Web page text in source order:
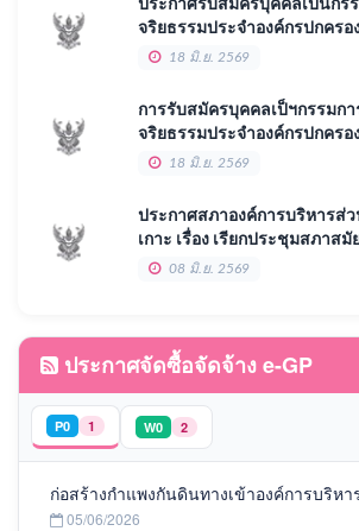
ประกาศรับสมัครบุคคลเป็นกร
จริยธรรมประจำองค์กรปกครอ
ตำแหน่ง ประธานกรรมการมา
18 มิ.ย. 2569
การรับสมัครบุคคลเป็ฯกรรมก
จริยธรรมประจำองค์กรปกคร
ตำแหน่ง กรรมการมาตรฐานจ
18 มิ.ย. 2569
ประกาศสภาองค์การบริหารส่
เกาะ เรื่อง เรียกประชุมสภาส
ประจำปี 2569
08 มิ.ย. 2569
ประกาศจัดซื้อจัดจ้าง e-GP
P0 1 W0 2
ก่อสร้างกำแพงกันดินทางเข้าองค์การบริห
05/06/2026